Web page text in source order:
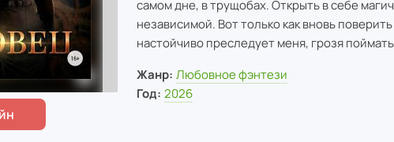
самом дне, в трущобах. Открыть в себе
независимой. Вот только как вновь
настойчиво преследует меня, грозя
Жанр: Любовное фэнтези
Год: 2026